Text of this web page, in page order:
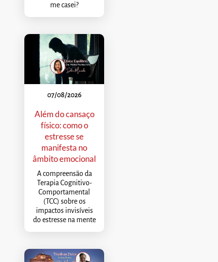
me casei?
07/08/2026
Além do cansaço
físico: como o
estresse se
manifesta no
âmbito emocional
A compreensão da
Terapia Cognitivo-
Comportamental
(TCC) sobre os
impactos invisíveis
do estresse na mente